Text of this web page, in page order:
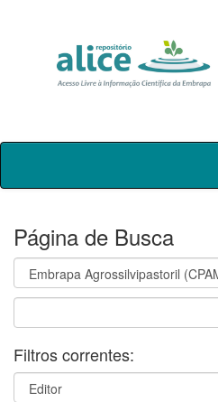
Skip
Página de Busca
Filtros correntes: